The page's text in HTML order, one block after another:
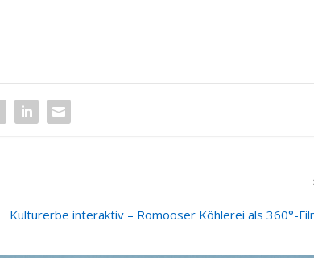
Kulturerbe interaktiv – Romooser Köhlerei als 360°-